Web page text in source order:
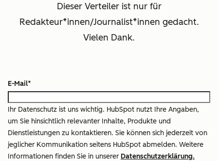
Dieser Verteiler ist nur für
Redakteur*innen/Journalist*innen gedacht.
Vielen Dank.
E-Mail*
Ihr Datenschutz ist uns wichtig. HubSpot nutzt Ihre Angaben,
um Sie hinsichtlich relevanter Inhalte, Produkte und
Dienstleistungen zu kontaktieren. Sie können sich jederzeit von
jeglicher Kommunikation seitens HubSpot abmelden. Weitere
Informationen finden Sie in unserer Datenschutzerklärung.